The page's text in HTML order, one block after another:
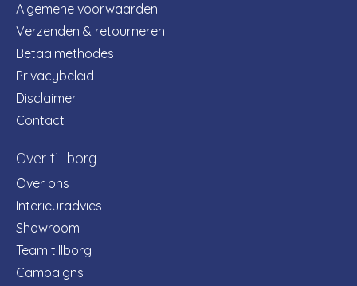
Algemene voorwaarden
Verzenden & retourneren
Betaalmethodes
Privacybeleid
Disclaimer
Contact
Over tillborg
Over ons
Interieuradvies
Showroom
Team tillborg
Campaigns